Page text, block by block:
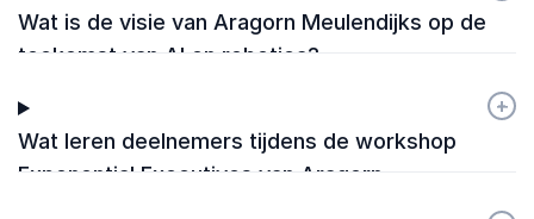
Wat is de visie van Aragorn Meulendijks op de
toekomst van AI en robotica?
Wat leren deelnemers tijdens de workshop
Exponential Executives van Aragorn
+
-